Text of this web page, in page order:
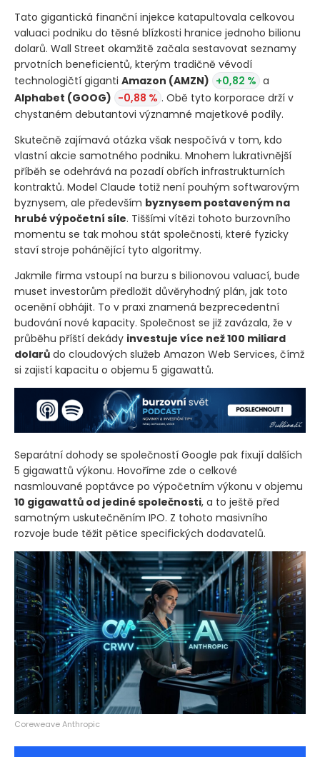
Tato gigantická finanční injekce katapultovala celkovou
valuaci podniku do těsné blízkosti hranice jednoho bilionu
dolarů. Wall Street okamžitě začala sestavovat seznamy
prvotních beneficientů, kterým tradičně vévodí
technologičtí giganti Amazon (AMZN) +0,82 % a
Alphabet (GOOG) -0,88 % . Obě tyto korporace drží v
chystaném debutantovi významné majetkové podíly.
Skutečně zajímavá otázka však nespočívá v tom, kdo
vlastní akcie samotného podniku. Mnohem lukrativnější
příběh se odehrává na pozadí obřích infrastrukturních
kontraktů. Model Claude totiž není pouhým softwarovým
byznysem, ale především byznysem postaveným na
hrubé výpočetní síle. Tiššími vítězi tohoto burzovního
momentu se tak mohou stát společnosti, které fyzicky
staví stroje pohánějící tyto algoritmy.
Jakmile firma vstoupí na burzu s bilionovou valuací, bude
muset investorům předložit důvěryhodný plán, jak toto
ocenění obhájit. To v praxi znamená bezprecedentní
budování nové kapacity. Společnost se již zavázala, že v
průběhu příští dekády investuje více než 100 miliard
dolarů do cloudových služeb Amazon Web Services, čímž
si zajistí kapacitu o objemu 5 gigawattů.
Separátní dohody se společností Google pak fixují dalších
5 gigawattů výkonu. Hovoříme zde o celkové
nasmlouvané poptávce po výpočetním výkonu v objemu
10 gigawattů od jediné společnosti, a to ještě před
samotným uskutečněním IPO. Z tohoto masivního
rozvoje bude těžit pětice specifických dodavatelů.
Coreweave Anthropic